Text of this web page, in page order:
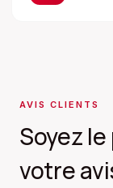
AVIS CLIENTS
Soyez
votre